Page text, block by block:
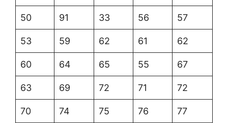
50 91 33 56 57
53 59 62 61 62
60 64 65 55 67
63 69 72 71 72
70 74 75 76 77